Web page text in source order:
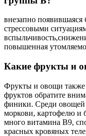
внезапно появившаяся
стрессовыми
повышенная
Какие фрукты и
Фрукты и овощи
фруктов обратите
финики. Среди овощей
моркови, картофелю и
много витамина В9,
красных кровяных